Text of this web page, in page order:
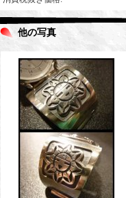
他の写真